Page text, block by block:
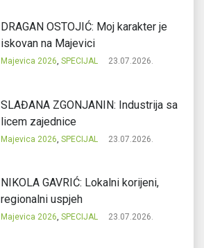
DRAGAN OSTOJIĆ: Moj karakter je
iskovan na Majevici
Majevica 2026, SPECIJAL 23.07.2026.
SLAĐANA ZGONJANIN: Industrija sa
licem zajednice
Majevica 2026 SPECIJAL 23.07.2026.
NIKOLA GAVRIĆ: Lokalni korijeni,
regionalni uspjeh
Majevica 2026, SPECIJAL 23.07.2026.